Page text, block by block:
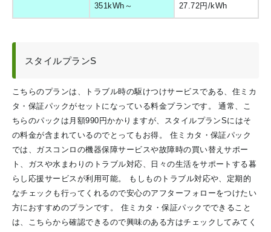
351kWh～ 27.72円/kWh
スタイルプランS
こちらのプランは、トラブル時の駆けつけサービスである、住ミカ
タ・保証パックがセットになっている料金プランです。
通常、こ
ちらのパックは月額990円かかりますが、スタイルプランSにはそ
の料金が含まれているのでとってもお得。
住ミカタ・保証パック
では、ガスコンロの機器保障サービスや故障時の買い替えサポー
ト、ガスや水まわりのトラブル対応、日々の生活をサポートする暮
らし応援サービスが利用可能。
もしものトラブル対応や、定期的
なチェックも行ってくれるので安心のアフターフォローをつけたい
方におすすめのプランです。
住ミカタ・保証パックでできること
は、こちらから確認できるので興味のある方はチェックしてみてく